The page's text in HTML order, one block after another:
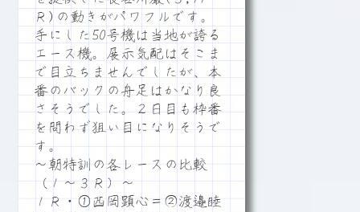
Ｒ)の動きがパワフルです。
手にした50号機は当地が誇る
エース機。展示気配はそこま
で目立ちませんでしたが、本
番のバックの舟足はかなり良
さそうでした。２日目も枠番
を問わず狙い目になりそうで
す。
～朝特訓の各レースの比較
（１～３Ｒ）～
１Ｒ・①西岡顕心＝②渡邉睦